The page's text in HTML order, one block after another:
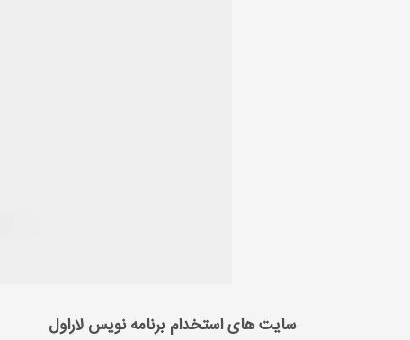
سایت های استخدام برنامه نویس لاراول